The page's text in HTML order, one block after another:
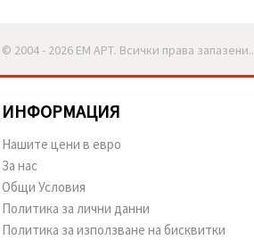
© 2004 - 2026 ЕМ АРТ. Всички права запазени..
ИНФОРМАЦИЯ
Нашите цени в евро
За нас
Общи Условия
Политика за лични данни
Политика за използване на бисквитки